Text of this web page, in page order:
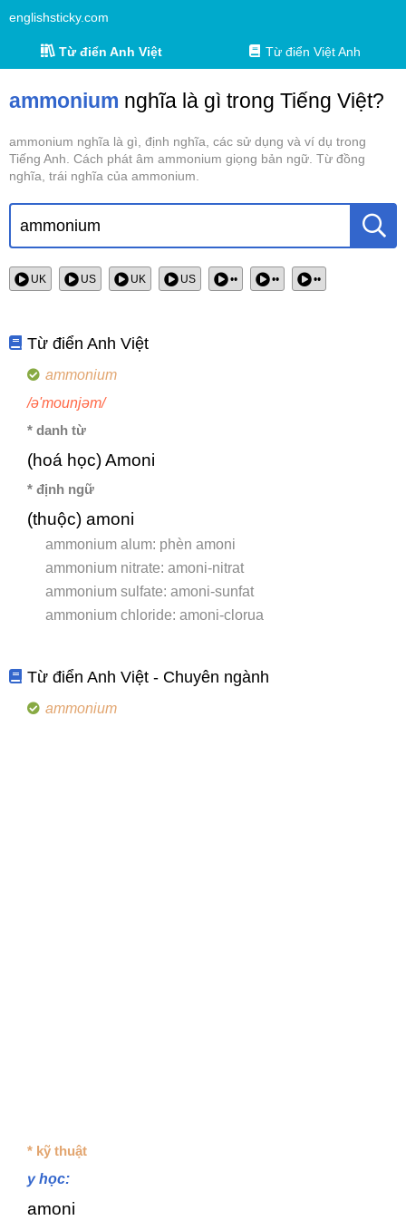
englishsticky.com
Từ điển Anh Việt Từ điển Việt Anh
ammonium nghĩa là gì trong Tiếng Việt?
ammonium nghĩa là gì, định nghĩa, các sử dụng và ví dụ trong
Tiếng Anh. Cách phát âm ammonium giọng bản ngữ. Từ đồng
nghĩa, trái nghĩa của ammonium.
UK US UK US •• •• ••
Từ điển Anh Việt
ammonium
/ə'mounjəm/
* danh từ
(hoá học) Amoni
* định ngữ
(thuộc) amoni
ammonium alum: phèn amoni
ammonium nitrate: amoni-nitrat
ammonium sulfate: amoni-sunfat
ammonium chloride: amoni-clorua
Từ điển Anh Việt - Chuyên ngành
ammonium
* kỹ thuật
y học:
amoni